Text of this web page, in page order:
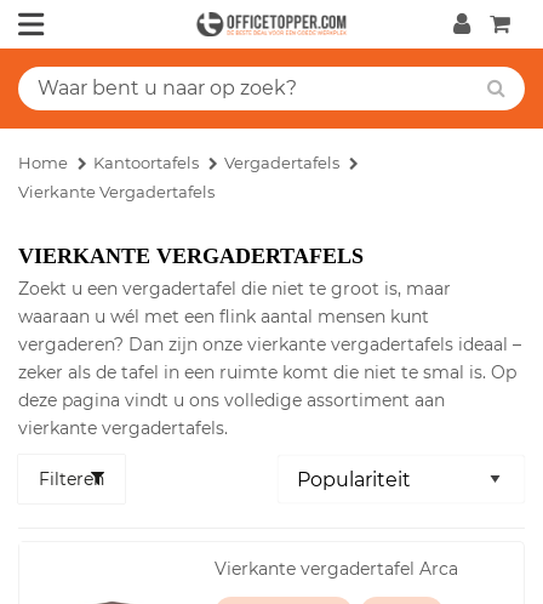
Home Kantoortafels
Vergadertafels
Vierkante Vergadertafels
VIERKANTE VERGADERTAFELS
Zoekt u een vergadertafel die niet te groot is, maar
waaraan u wél met een flink aantal mensen kunt
vergaderen? Dan zijn onze vierkante vergadertafels ideaal –
zeker als de tafel in een ruimte komt die niet te smal is. Op
deze pagina vindt u ons volledige assortiment aan
vierkante vergadertafels.
Filteren
Vierkante vergadertafel Arca